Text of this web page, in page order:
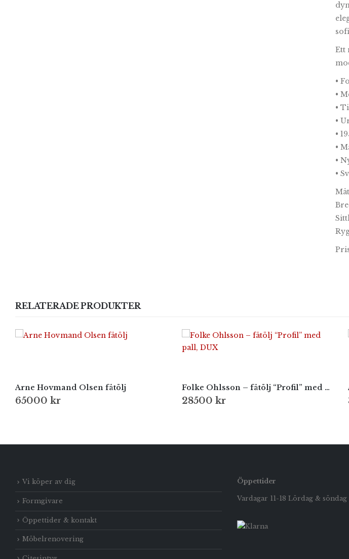
Ett
•
•
•
•
•
•
•
•
RELATERADE PRODUKTER
Arne Hovmand Olsen fåtölj
65000 kr
Folke Ohlsson – fåtölj “Profil” med pall, DUX
28500 kr
Vi köper av dig
Formgivare
Öppettider & kontakt
Möbelrenovering
Öppettider
Vardagar 11-18 Lördag & söndag